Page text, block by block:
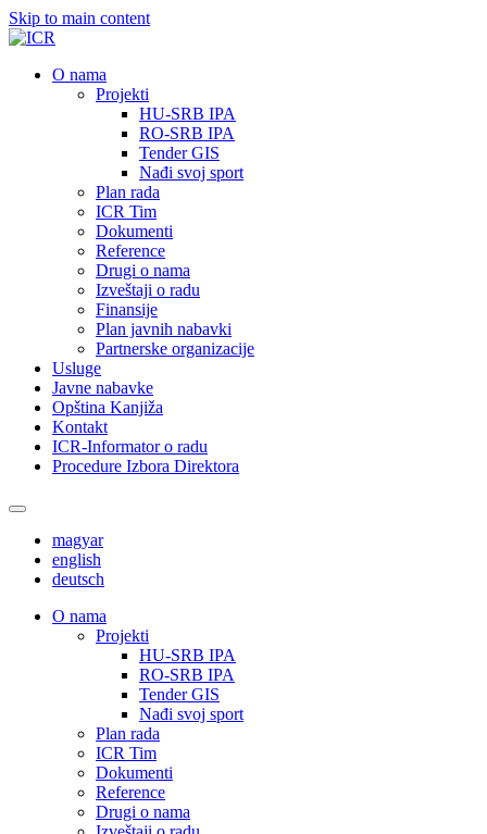
Skip to main content
О nama
Projekti
HU-SRB IPA
RO-SRB IPA
Tender GIS
Nađi svoj sport
Plan rada
ICR Tim
Dokumenti
Reference
Drugi o nama
Izveštaji o radu
Finansije
Plan javnih nabavki
Partnerske organizacije
Usluge
Javne nabavke
Opština Kanjiža
Kontakt
ICR-Informator o radu
Procedure Izbora Direktora
magyar
english
deutsch
О nama
Projekti
HU-SRB IPA
RO-SRB IPA
Tender GIS
Nađi svoj sport
Plan rada
ICR Tim
Dokumenti
Reference
Drugi o nama